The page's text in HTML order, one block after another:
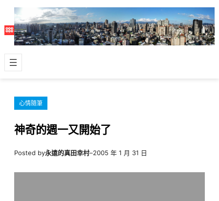
主
容
心情隨筆
神奇的週一又開始了
Posted by永遠的真田幸村–2005 年 1 月 31 日